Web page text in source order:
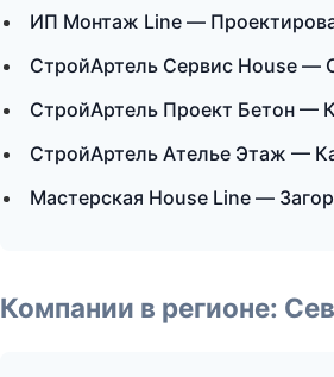
ИП Монтаж Line —
СтройАртель Сервис House —
СтройАртель Проект Бетон —
СтройАртель Ателье Этаж —
Мастерская House Line —
Компании в регионе: